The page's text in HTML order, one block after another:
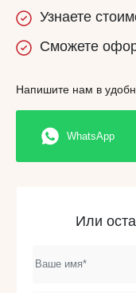
Узнаете
Сможете
Напишите нам в
WhatsApp
Или